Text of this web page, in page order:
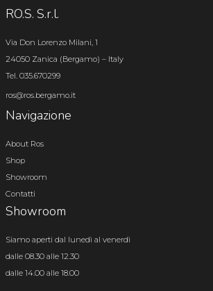
RO.S. S.r.l.
Via Don Lorenzo Milani, 1
24050 Zanica (Bergamo) – Italy
Tel. 035.670299
ros@ros.bergamo.it
Navigazione
About Ros
Shop
Showroom
Contatti
Showroom
Siamo aperti dal lunedì al venerdì
dalle 08.30 alle 12.30
dalle 14.00 alle 18.00